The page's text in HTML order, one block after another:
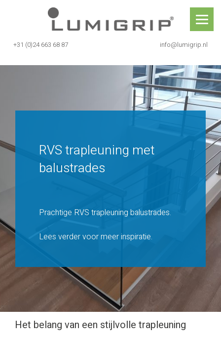
+31 (0)24 663 68 87 info@lumigrip.nl
RVS trapleuning met
RVS trapleuning met
balustrades
Prachtige RVS trapleuning balustrades.
Lees verder voor meer inspiratie.
Het belang van een stijlvolle trapleuning